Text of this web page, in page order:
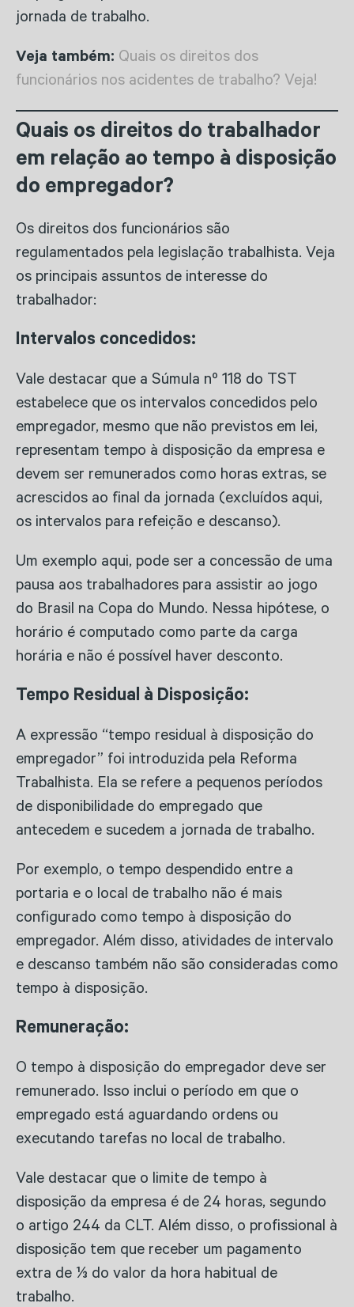
jornada de trabalho.
Veja também: Quais os direitos dos
funcionários nos acidentes de trabalho? Veja!
Quais os direitos do trabalhador
em relação ao tempo à disposição
do empregador?
Os direitos dos funcionários são
regulamentados pela legislação trabalhista. Veja
os principais assuntos de interesse do
trabalhador:
Intervalos concedidos:
Vale destacar que a Súmula nº 118 do TST
estabelece que os intervalos concedidos pelo
empregador, mesmo que não previstos em lei,
representam tempo à disposição da empresa e
devem ser remunerados como horas extras, se
acrescidos ao final da jornada (excluídos aqui,
os intervalos para refeição e descanso).
Um exemplo aqui, pode ser a concessão de uma
pausa aos trabalhadores para assistir ao jogo
do Brasil na Copa do Mundo. Nessa hipótese, o
horário é computado como parte da carga
horária e não é possível haver desconto.
Tempo Residual à Disposição:
A expressão “tempo residual à disposição do
empregador” foi introduzida pela Reforma
Trabalhista. Ela se refere a pequenos períodos
de disponibilidade do empregado que
antecedem e sucedem a jornada de trabalho.
Por exemplo, o tempo despendido entre a
portaria e o local de trabalho não é mais
configurado como tempo à disposição do
empregador. Além disso, atividades de intervalo
e descanso também não são consideradas como
tempo à disposição.
Remuneração:
O tempo à disposição do empregador deve ser
remunerado. Isso inclui o período em que o
empregado está aguardando ordens ou
executando tarefas no local de trabalho.
Vale destacar que o limite de tempo à
disposição da empresa é de 24 horas, segundo
o artigo 244 da CLT. Além disso, o profissional à
disposição tem que receber um pagamento
extra de ⅓ do valor da hora habitual de
trabalho.